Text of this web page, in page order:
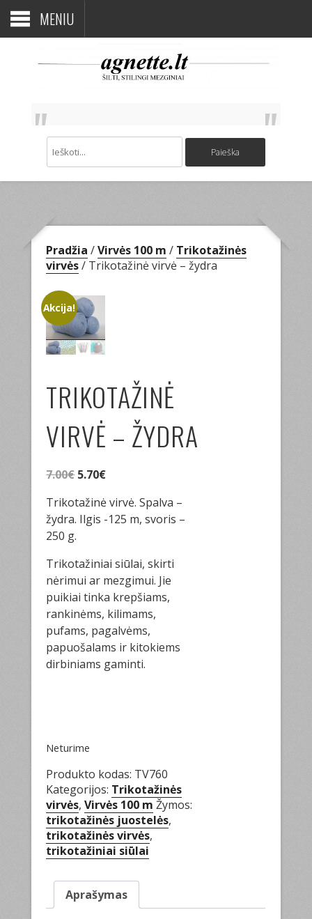
MENIU
Pradžia /Virvės 100 m / Trikotažinės
virvės/ Trikotažinė virvė – žydra
Akcija!
TRIKOTAŽINĖ
VIRVĖ – ŽYDRA
7.00€ Original
was:
7.00€.
5.70€Current
is:
5.70€.
Trikotažinė virvė. Spalva –
žydra. Ilgis -125 m, svoris –
250 g.
Trikotažiniai siūlai, skirti
nėrimui ar mezgimui. Jie
puikiai tinka krepšiams,
rankinėms, kilimams,
pufams, pagalvėms,
papuošalams ir kitokiems
dirbiniams gaminti.
Neturime
Produkto kodas: TV760
Kategorijos: Trikotažinės
virvės,Virvės 100 m Žymos:
trikotažinės juostelės,
trikotažinės virvės,
trikotažiniai siūlai
Aprašymas